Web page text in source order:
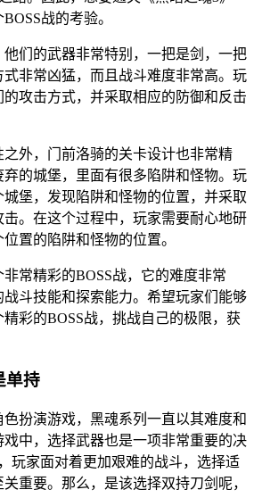
战的考验。
们的武器非常特别，一把是剑，一把
非常凶猛，而且战斗难度非常高。玩
攻击方式，并采取相应的防御和反击
外，门前洛骑的关卡设计也非常精
的城堡，里面有很多陷阱和怪物。玩
堡，发现陷阱和怪物的位置，并采取
。在这个过程中，玩家需要耐心地研
置的陷阱和怪物的位置。
常精彩的BOSS战，它的难度非常
斗技能和探索能力。希望玩家们能够
彩的BOSS战，挑战自己的极限，获
单持
扮演游戏，黑魂系列一直以其难度和
中，选择武器也是一项非常重要的决
玩家面对着更加艰难的战斗，选择适
重要。那么，是该选择双持刀剑呢，